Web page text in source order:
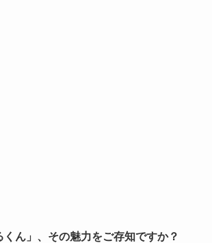
ん」、その魅力をご存知ですか？